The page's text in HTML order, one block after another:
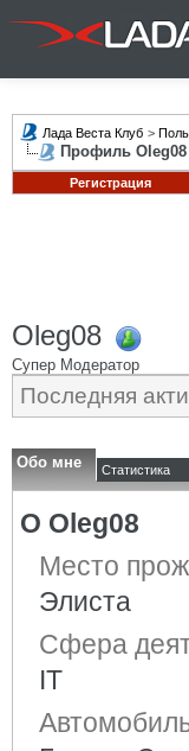
Лада Веста Клуб >
Профиль Oleg08
Регистрация
Oleg08
Супер Модератор
Последняя
Обо мне Статистика
О Oleg08
Место
Элиста
Сфера
IT